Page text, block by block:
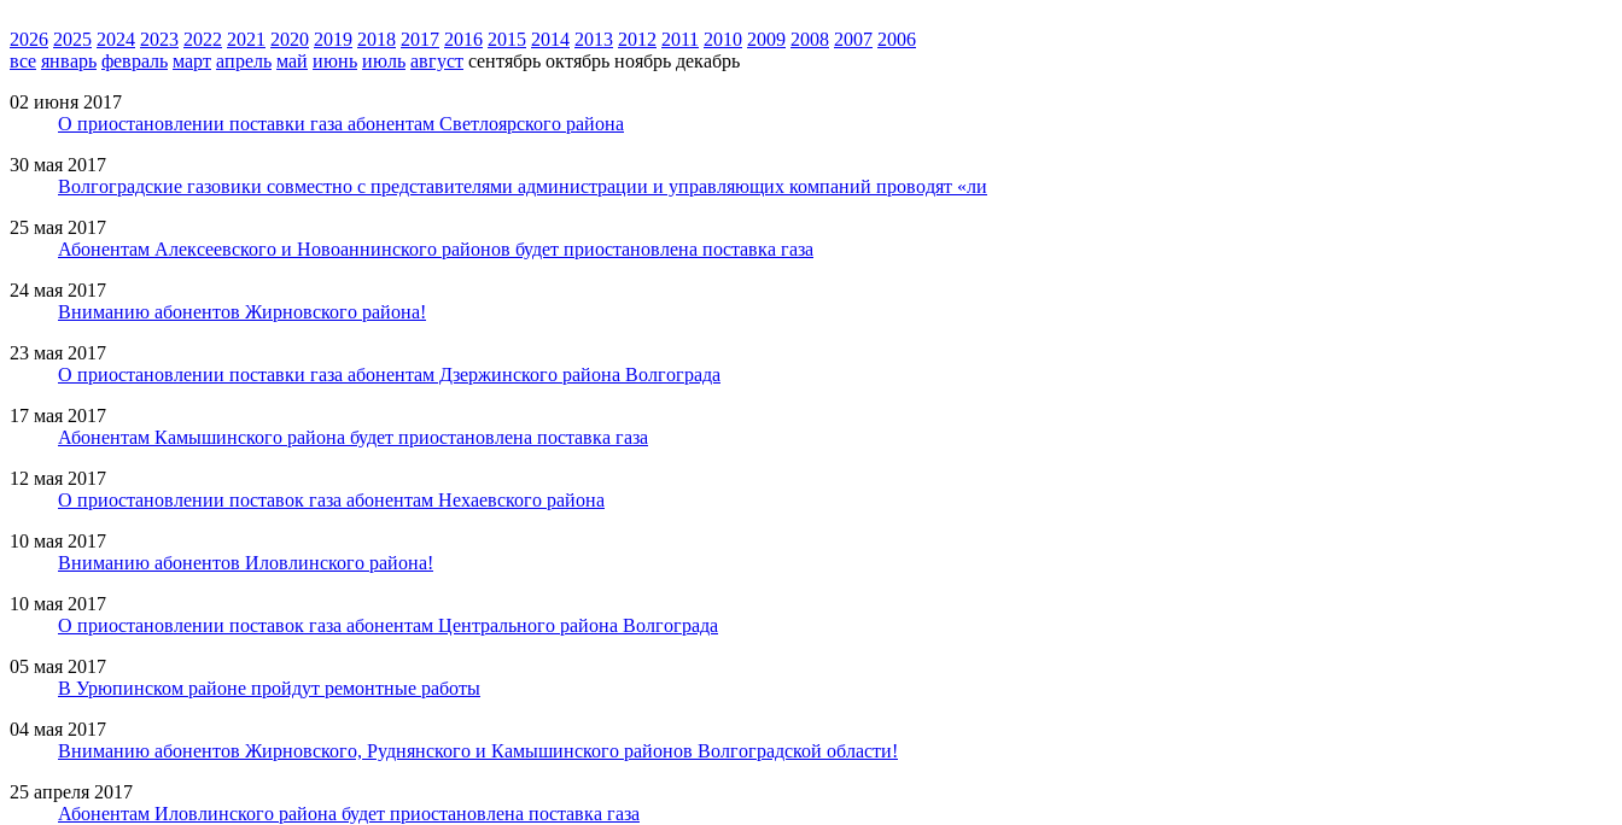
2026 2025 2024 2023 2022 2021 2020 2019 2018 2017 2016 2015 2014 2013 2012 2011 2010 2009 2008 2007 2006
все январь февраль март апрель май июнь июль август сентябрь октябрь ноябрь декабрь
02 июня 2017
О приостановлении поставки газа абонентам Светлоярского района
30 мая 2017
Волгоградские газовики совместно с представителями администрации и управляющих компаний проводят «ли
25 мая 2017
Абонентам Алексеевского и Новоаннинского районов будет приостановлена поставка газа
24 мая 2017
Вниманию абонентов Жирновского района!
23 мая 2017
О приостановлении поставки газа абонентам Дзержинского района Волгограда
17 мая 2017
Абонентам Камышинского района будет приостановлена поставка газа
12 мая 2017
О приостановлении поставок газа абонентам Нехаевского района
10 мая 2017
Вниманию абонентов Иловлинского района!
10 мая 2017
О приостановлении поставок газа абонентам Центрального района Волгограда
05 мая 2017
В Урюпинском районе пройдут ремонтные работы
04 мая 2017
Вниманию абонентов Жирновского, Руднянского и Камышинского районов Волгоградской области!
25 апреля 2017
Абонентам Иловлинского района будет приостановлена поставка газа